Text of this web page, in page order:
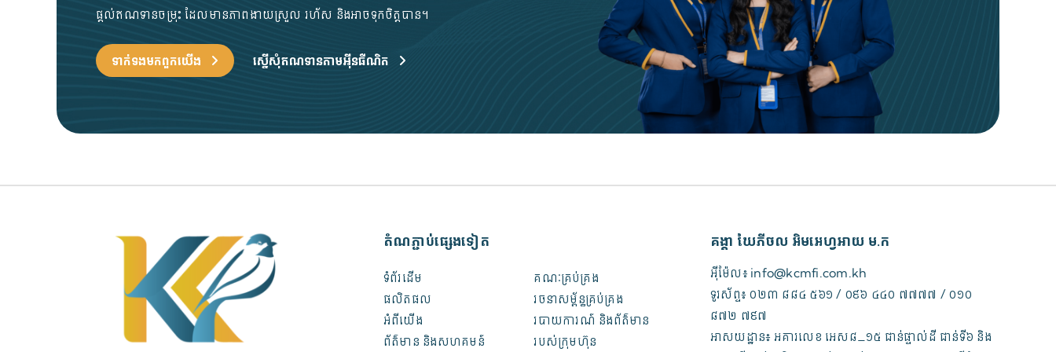
ផ្តល់ឥណទានចម្រុះ ដែលមានភាពងាយស្រួល រហ័ស និងអាចទុកចិត្តបាន។
ទាក់ទង​មក​ពួក​យើង ស្នើសុំឥណទានតាមអ៊ីនធឺណិត
តំណភ្ជាប់ផ្សេងទៀត
ទំព័រដើម
ផលិតផល
អំពី​​យើង
ព័ត៌មាន និងសហគមន៍
គណៈគ្រប់គ្រង
រចនា​សម្ព័ន្ធ​​គ្រប់​គ្រង
របាយការណ៍ និងព័ត៌មាន
របស់ក្រុមហ៊ុន
គង្គា ឃែភីថល អិមអេហ្វអាយ ម.ក
អ៊ីម៉ែល៖ info@kcmfi.com.kh
ទូរស័ព្ទ៖ ០២៣ ៨៨៤ ៥៦១ / ០៩៦ ៤៤០ ៧៧៧៧ / ០១០ ​
៨៧២ ​៧៩៧
អាសយដ្ឋាន៖ អគារលេខ អេស៨_១៥ ជាន់ផ្ទាល់ដី ជាន់ទី៦ និង